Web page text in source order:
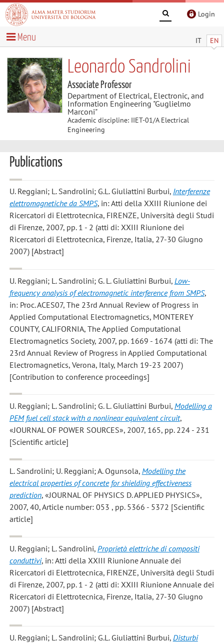
Login
IT EN
Menu
Leonardo Sandrolini
Associate Professor
Department of Electrical, Electronic, and
Information Engineering "Guglielmo
Marconi"
Academic discipline: IIET-01/A Electrical
Engineering
Publications
U. Reggiani; L. Sandrolini; G.L. Giuliattini Burbui, Interferenze
elettromagnetiche da SMPS, in: Atti della XXIII Riunione dei
Ricercatori di Elettrotecnica, FIRENZE, Università degli Studi
di Firenze, 2007, pp. 1 - 2 (atti di: XXIII Riunione dei
Ricercatori di Elettrotecnica, Firenze, Italia, 27-30 Giugno
2007) [Abstract]
U. Reggiani; L. Sandrolini; G. L. Giuliattini Burbui, Low-
frequency analysis of electromagnetic interference from SMPS,
in: Proc. ACES07, The 23rd Annual Review of Progress in
Applied Computational Electromagnetics, MONTEREY
COUNTY, CALIFORNIA, The Applied Computational
Electromagnetics Society, 2007, pp. 1669 - 1674 (atti di: The
23rd Annual Review of Progress in Applied Computational
Electromagnetics, Verona, Italy, March 19-23 2007)
[Contribution to conference proceedings]
U. Reggiani; L. Sandrolini; G. L. Giuliattini Burbui, Modelling a
PEM fuel cell stack with a nonlinear equivalent circuit,
«JOURNAL OF POWER SOURCES», 2007, 165, pp. 224 - 231
[Scientific article]
L. Sandrolini; U. Reggiani; A. Ogunsola, Modelling the
electrical properties of concrete for shielding effectiveness
prediction, «JOURNAL OF PHYSICS D. APPLIED PHYSICS»,
2007, 40, Article number: 053 , pp. 5366 - 5372 [Scientific
article]
U. Reggiani; L. Sandrolini, Proprietà elettriche di compositi
conduttivi, in: Atti della XXIII Riunione Annuale dei
Ricercatori di Elettrotecnica, FIRENZE, Università degli Studi
di Firenze, 2007, pp. 1 - 2 (atti di: XXIII Riunione Annuale dei
Ricercatori di Elettrotecnica, Firenze, Italia, 27-30 Giugno
2007) [Abstract]
U. Reggiani; L. Sandrolini; G.L. Giuliattini Burbui, Disturbi